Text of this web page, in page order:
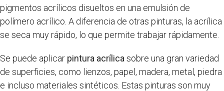
pigmentos acrílicos disueltos en una emulsión de
polímero acrílico. A diferencia de otras pinturas, la acrílica
se seca muy rápido, lo que permite trabajar rápidamente.
Se puede aplicar pintura acrílica sobre una gran variedad
de superficies, como lienzos, papel, madera, metal, piedra
e incluso materiales sintéticos. Estas pinturas son muy